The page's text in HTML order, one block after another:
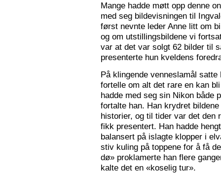
Mange hadde møtt opp denne
med seg bildevisningen til
først nevnte leder Anne litt om
og om utstillingsbildene vi
var at det var solgt 62 bilder til
presenterte hun kveldens
På klingende venneslamål
fortelle om alt det rare en kan
hadde med seg sin Nikon både
fortalte han. Han krydret
historier, og til tider var det den
fikk presentert. Han hadde
balansert på islagte klopper i
stiv kuling på toppene for å få
dø» proklamerte han flere
kalte det en «koselig tur».